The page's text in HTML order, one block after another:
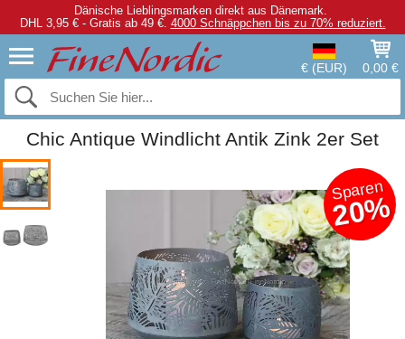
Dänische Lieblingsmarken direkt aus Dänemark.
DHL 3,95 € - Gratis ab 49 €. 4000 Schnäppchen bis zu 70% reduziert.
€ (EUR) 0,00 €
Chic Antique Windlicht Antik Zink 2er Set
Sparen
20%